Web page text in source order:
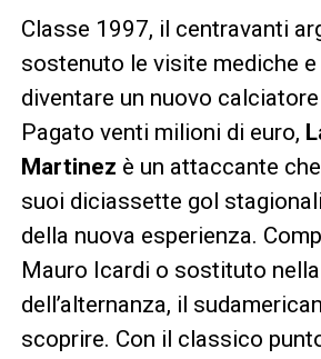
Classe 1997, il centravanti
sostenuto le visite mediche
diventare un nuovo calciatore
Pagato venti milioni di euro,
Martinez è un attaccante
suoi diciassette gol
della nuova esperienza.
Mauro Icardi o sostituto
dell’alternanza, il
scoprire. Con il classico